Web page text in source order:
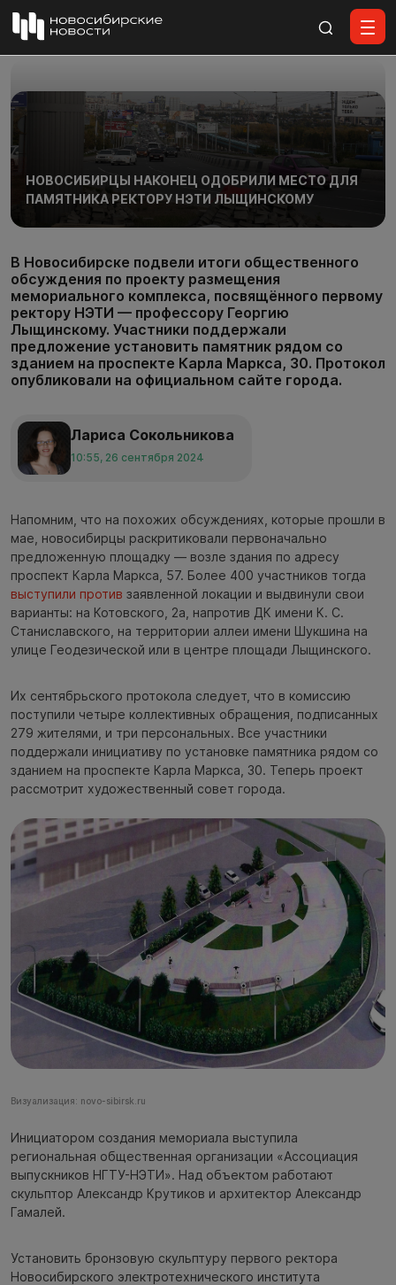
НОВОСИБИРЦЫ НАКОНЕЦ ОДОБРИЛИ МЕСТО ДЛЯ
ПАМЯТНИКА РЕКТОРУ НЭТИ ЛЫЩИНСКОМУ
В Новосибирске подвели итоги общественного
обсуждения по проекту размещения
мемориального комплекса, посвящённого первому
ректору НЭТИ — профессору Георгию
Лыщинскому. Участники поддержали
предложение установить памятник рядом со
зданием на проспекте Карла Маркса, 30. Протокол
опубликовали на официальном сайте города.
Лариса Сокольникова
10:55, 26 сентября 2024
Напомним, что на похожих обсуждениях, которые прошли в
мае, новосибирцы раскритиковали первоначально
предложенную площадку — возле здания по адресу
проспект Карла Маркса, 57. Более 400 участников тогда
выступили против заявленной локации и выдвинули свои
варианты: на Котовского, 2а, напротив ДК имени К. С.
Станиславского, на территории аллеи имени Шукшина на
улице Геодезической или в центре площади Лыщинского.
Их сентябрьского протокола следует, что в комиссию
поступили четыре коллективных обращения, подписанных
279 жителями, и три персональных. Все участники
поддержали инициативу по установке памятника рядом со
зданием на проспекте Карла Маркса, 30. Теперь проект
рассмотрит художественный совет города.
Визуализация: novo-sibirsk.ru
Инициатором создания мемориала выступила
региональная общественная организации «Ассоциация
выпускников НГТУ-НЭТИ». Над объектом работают
скульптор Александр Крутиков и архитектор Александр
Гамалей.
Установить бронзовую скульптуру первого ректора
Новосибирского электротехнического института